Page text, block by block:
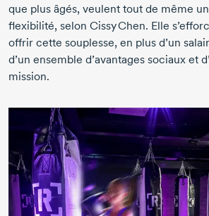
que plus âgés, veulent tout de même
flexibilité, selon Cissy Chen. Elle
offrir cette souplesse, en plus d’un
d’un ensemble d’avantages sociaux et
mission.